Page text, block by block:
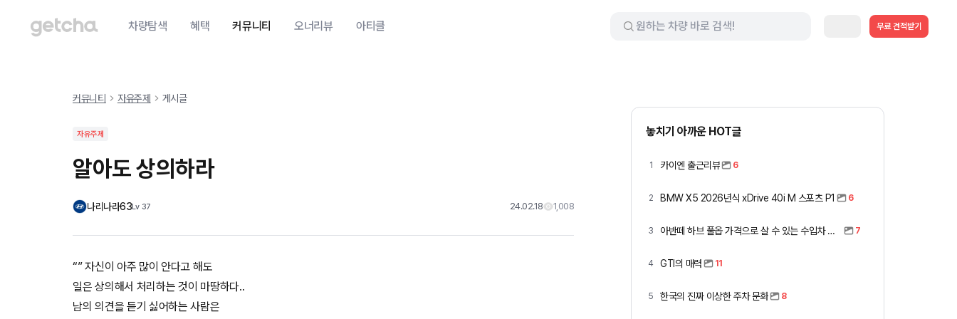
차량탐색 혜택 커뮤니티 오너리뷰 아티클 무료 견적받기
커뮤니티 자유주제 게시글
자유주제
알아도 상의하라
나리나라63Lv 37 24.02.18 1,008
“” 자신이 아주 많이 안다고 해도
일은 상의해서 처리하는 것이 마땅하다..
남의 의견을 듣기 싫어하는 사람은
놓치기 아까운 HOT글
1 카이엔 출근리뷰 6
2 BMW X5 2026년식 xDrive 40i M 스포츠 P1 6
3 아반떼 하브 풀옵 가격으로 살 수 있는 수입차 모아봤습니다 (중고 포함) 7
4 GTI의 매력 11
5 한국의 진짜 이상한 주차 문화 8